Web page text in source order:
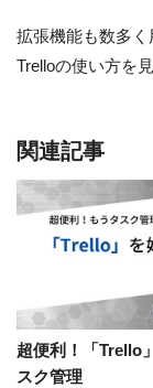
拡張機能も数多
Trelloの使い方を
関連記事
超便利！「Trello
スク管理